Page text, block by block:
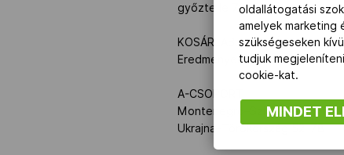
győzte le 78–52-re.
KOSÁRLABDA EURÓPA-
Eredmények, csoport
A-CSOPORT
Montenegró–Szlovákia 77–63
Ukrajna–Törökország 52–78
oldallátogatási
amelyek marketing
szükségeseken
tudjuk
cookie-kat.
MINDET